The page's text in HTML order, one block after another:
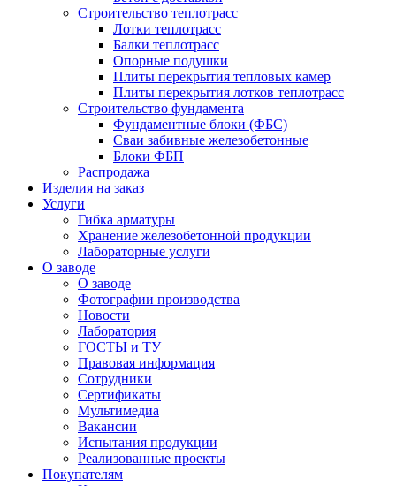
Строительство теплотрасс
Лотки теплотрасс
Балки теплотрасс
Опорные подушки
Плиты перекрытия тепловых камер
Плиты перекрытия лотков теплотрасс
Строительство фундамента
Фундаментные блоки (ФБС)
Сваи забивные железобетонные
Блоки ФБП
Распродажа
Изделия на заказ
Услуги
Гибка арматуры
Хранение железобетонной продукции
Лабораторные услуги
О заводе
О заводе
Фотографии производства
Новости
Лаборатория
ГОСТЫ и ТУ
Правовая информация
Сотрудники
Сертификаты
Мультимедиа
Вакансии
Испытания продукции
Реализованные проекты
Покупателям